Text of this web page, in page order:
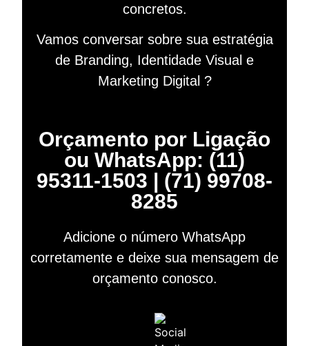
concretos.
Vamos conversar sobre sua estratégia
de Branding, Identidade Visual e
Marketing Digital ?
Orçamento por Ligação
ou WhatsApp: (11)
95311-1503 | (71) 99708-
8285
Adicione o número WhatsApp
corretamente e deixe sua mensagem de
orçamento conosco.